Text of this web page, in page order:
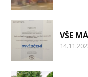
VŠE